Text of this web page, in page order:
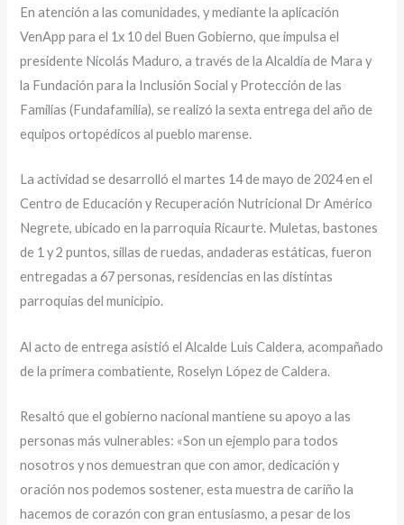
En atención a las comunidades, y mediante la aplicación
VenApp para el 1x 10 del Buen Gobierno, que impulsa el
presidente Nicolás Maduro, a través de la Alcaldía de Mara y
la Fundación para la Inclusión Social y Protección de las
Familias (Fundafamilia), se realizó la sexta entrega del año de
equipos ortopédicos al pueblo marense.
La actividad se desarrolló el martes 14 de mayo de 2024 en el
Centro de Educación y Recuperación Nutricional Dr Américo
Negrete, ubicado en la parroquia Ricaurte. Muletas, bastones
de 1 y 2 puntos, sillas de ruedas, andaderas estáticas, fueron
entregadas a 67 personas, residencias en las distintas
parroquias del municipio.
Al acto de entrega asistió el Alcalde Luis Caldera, acompañado
de la primera combatiente, Roselyn López de Caldera.
Resaltó que el gobierno nacional mantiene su apoyo a las
personas más vulnerables: «Son un ejemplo para todos
nosotros y nos demuestran que con amor, dedicación y
oración nos podemos sostener, esta muestra de cariño la
hacemos de corazón con gran entusiasmo, a pesar de los